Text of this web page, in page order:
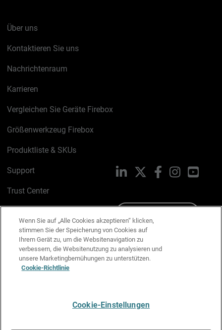
Über uns
Kontaktieren Sie uns
Nachrichtenraum
Karrieren
Vergleichen Sie Geräte Firebox
Größenwerkzeug Firebox
Produktliste & SKUs
Support
Trust Center
Cookie-Richtlinie
Datenschutzrichtlinie
Media & Brand Kit
LinkedIn FacebookInstagram
Wenn Sie auf „Alle Cookies akzeptieren“ klicken,
stimmen Sie der Speicherung von Cookies auf
Ihrem Gerät zu, um die Websitenavigation zu
verbessern, die Websitenutzung zu analysieren und
unsere Marketingbemühungen zu unterstützen.
Cookie-Richtlinie
Cookie-Einstellungen